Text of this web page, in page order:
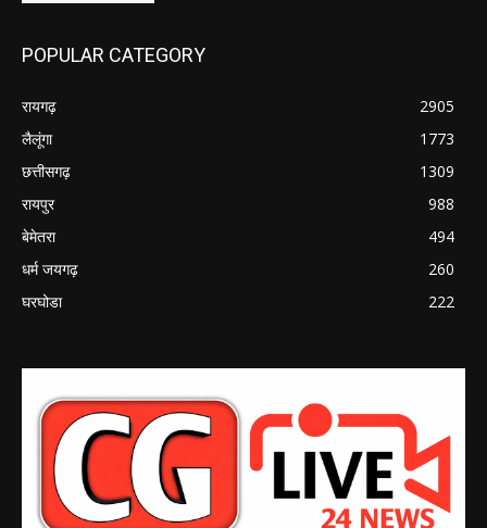
POPULAR CATEGORY
रायगढ़
2905
लैलूंगा
1773
छत्तीसगढ़
1309
रायपुर
988
बेमेतरा
494
धर्म जयगढ़
260
घरघोडा
222